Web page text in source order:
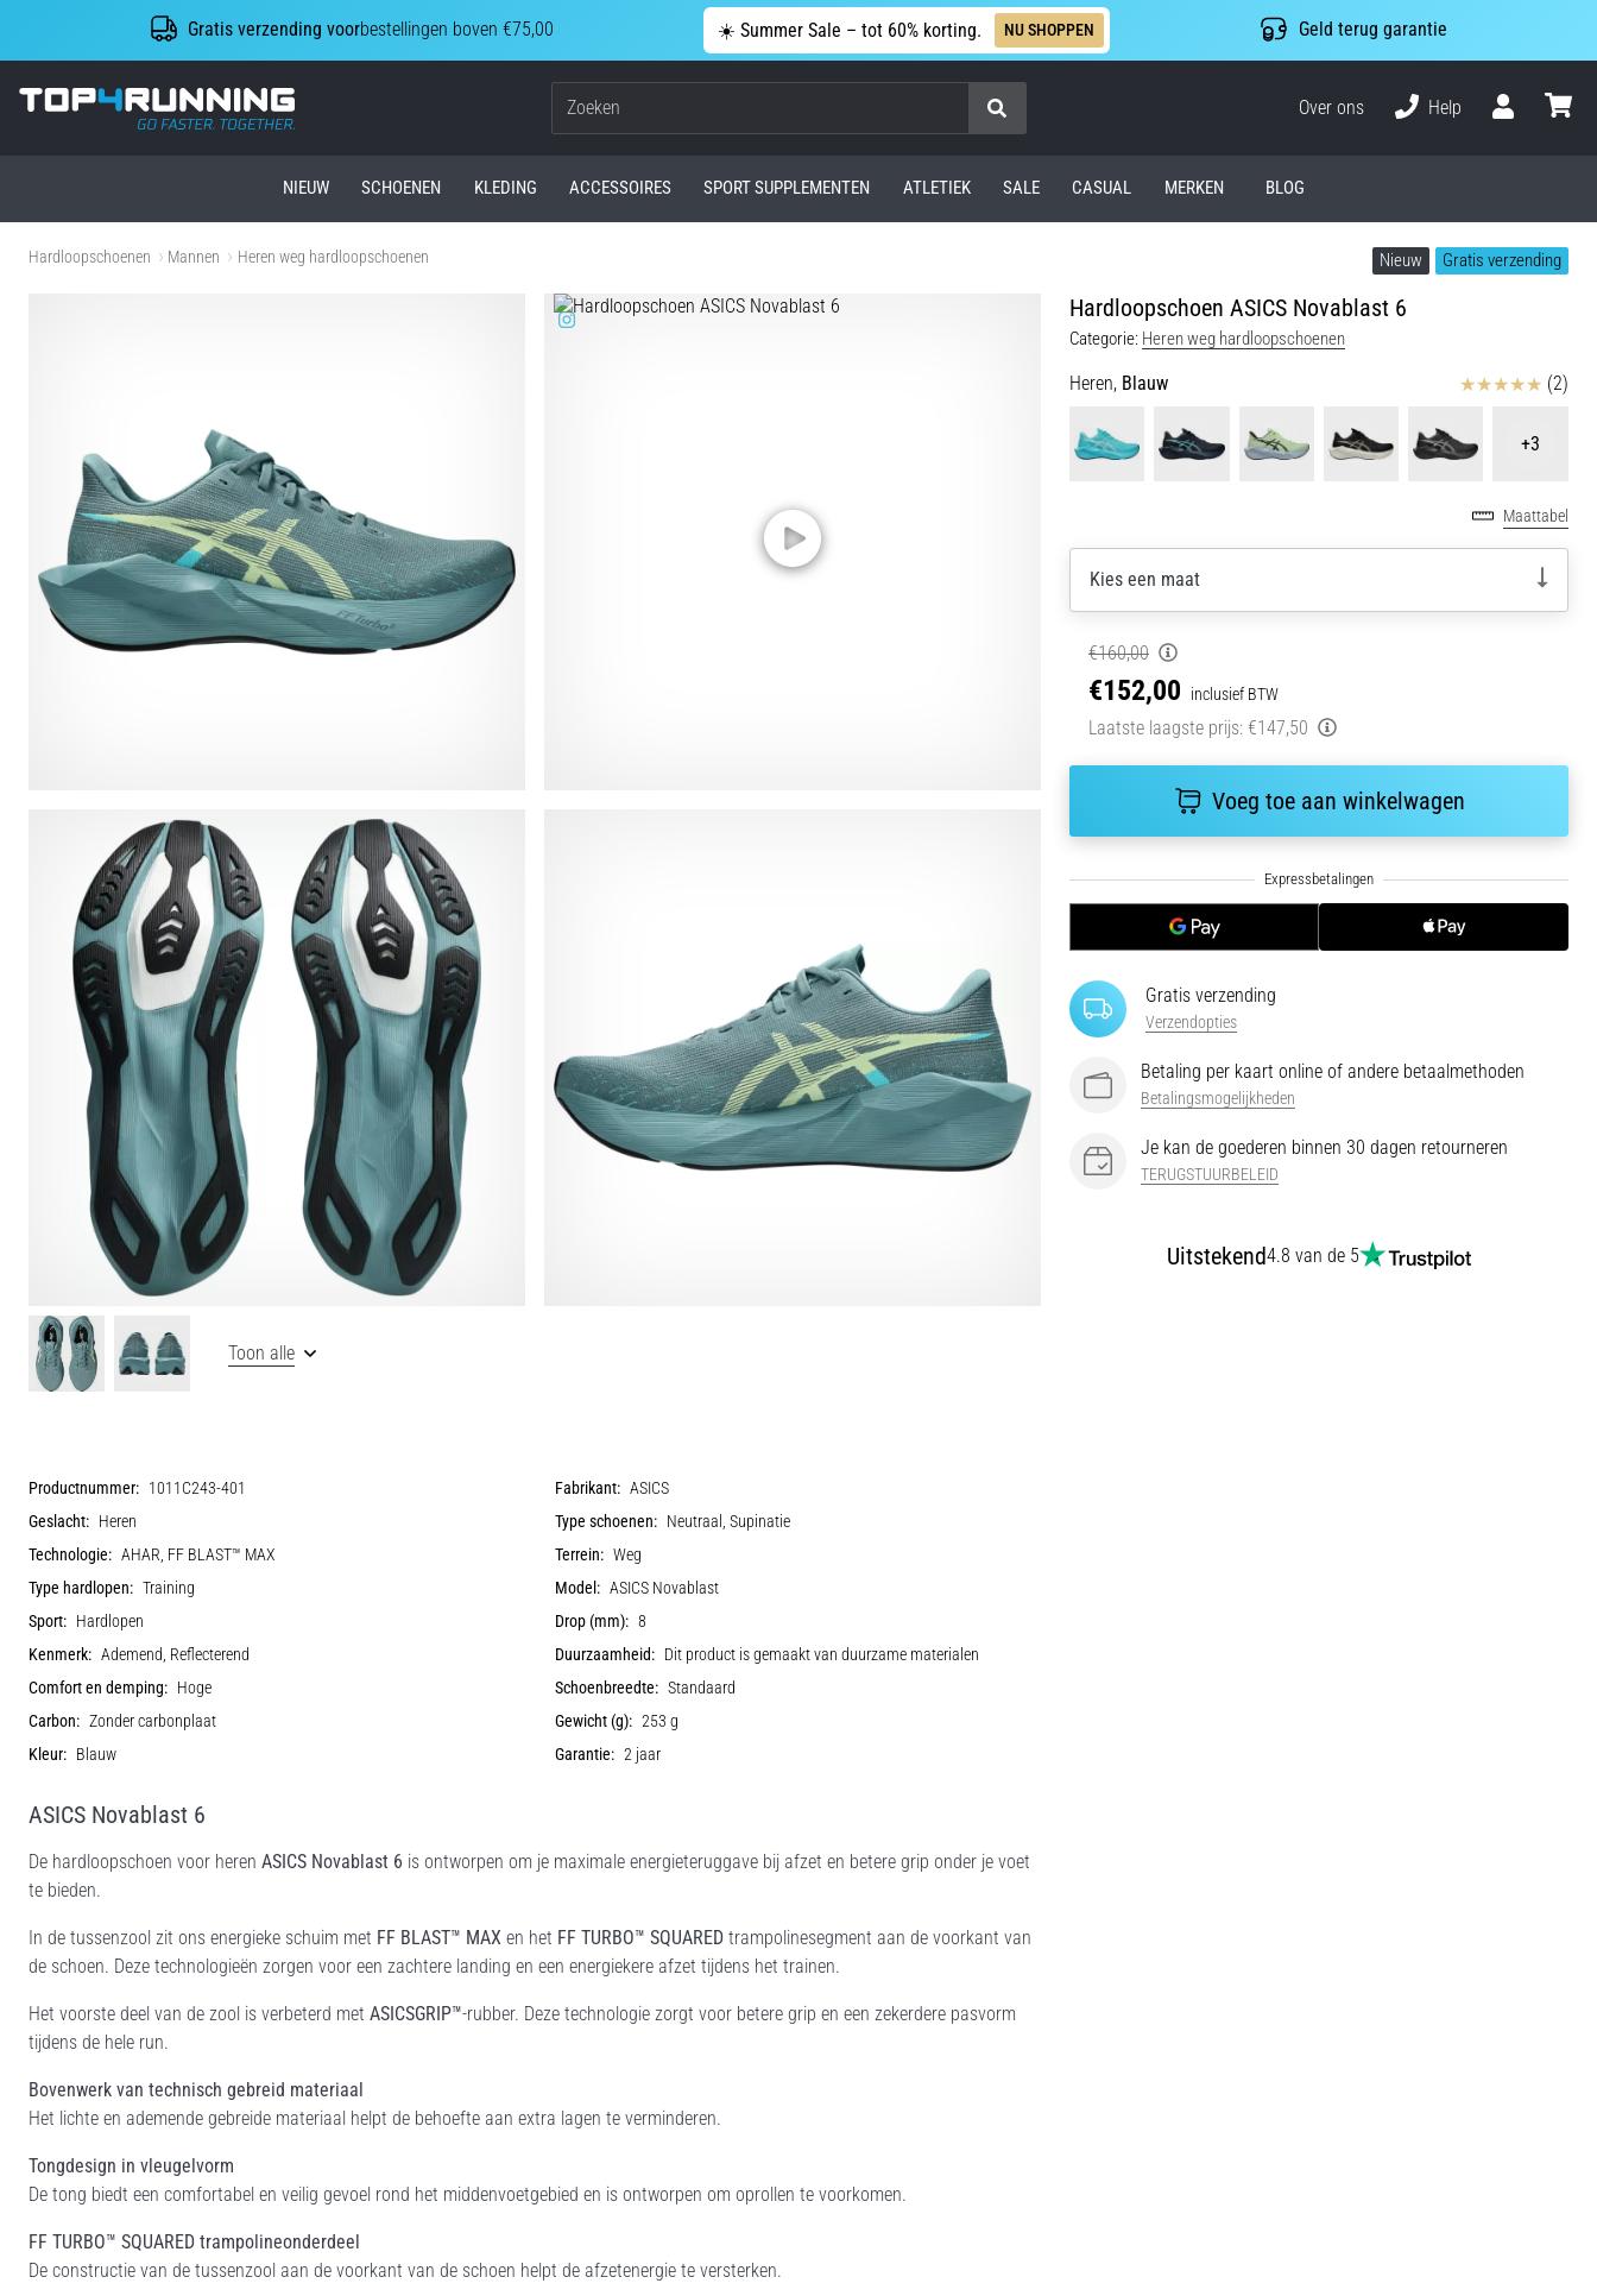
Gratis verzending voorbestellingen boven €75,00 ☀️ Summer Sale – tot 60% korting. NU SHOPPEN Geld terug garantie
Top4Running.nl
Zoeken
Over ons
Help
NIEUW SCHOENEN KLEDING ACCESSOIRES SPORT SUPPLEMENTEN ATLETIEK SALE CASUAL MERKEN BLOG
Hardloopschoenen Mannen Heren weg hardloopschoenen Nieuw Gratis verzending
Hardloopschoen ASICS Novablast 6
Categorie: Heren weg hardloopschoenen
Heren, Blauw Beoordelingen
(2)
+3
Maattabel
Kies een maat
€160,00
€152,00 inclusief BTW
Laatste laagste prijs: €147,50
Voeg toe aan winkelwagen
Gratis verzending
Verzendopties
Betaling per kaart online of andere betaalmethoden
Betalingsmogelijkheden
Je kan de goederen binnen 30 dagen retourneren
TERUGSTUURBELEID
Uitstekend4.8 van de 5
Toon alle
Productnummer: 1011C243-401 Fabrikant: ASICS
Geslacht: Heren Type schoenen: Neutraal, Supinatie
Technologie: AHAR, FF BLAST™ MAX Terrein: Weg
Type hardlopen: Training Model: ASICS Novablast
Sport: Hardlopen Drop (mm): 8
Kenmerk: Ademend, Reflecterend Duurzaamheid: Dit product is gemaakt van duurzame materialen
Comfort en demping: Hoge Schoenbreedte: Standaard
Carbon: Zonder carbonplaat Gewicht (g): 253 g
Kleur: Blauw Garantie: 2 jaar
ASICS Novablast 6
De hardloopschoen voor heren ASICS Novablast 6 is ontworpen om je maximale energieteruggave bij afzet en betere grip onder je voet
te bieden.
In de tussenzool zit ons energieke schuim met FF BLAST™ MAX en het FF TURBO™ SQUARED trampolinesegment aan de voorkant van
de schoen. Deze technologieën zorgen voor een zachtere landing en een energiekere afzet tijdens het trainen.
Het voorste deel van de zool is verbeterd met ASICSGRIP™-rubber. Deze technologie zorgt voor betere grip en een zekerdere pasvorm
tijdens de hele run.
Bovenwerk van technisch gebreid materiaal
Het lichte en ademende gebreide materiaal helpt de behoefte aan extra lagen te verminderen.
Tongdesign in vleugelvorm
De tong biedt een comfortabel en veilig gevoel rond het middenvoetgebied en is ontworpen om oprollen te voorkomen.
FF TURBO™ SQUARED trampolineonderdeel
De constructie van de tussenzool aan de voorkant van de schoen helpt de afzetenergie te versterken.